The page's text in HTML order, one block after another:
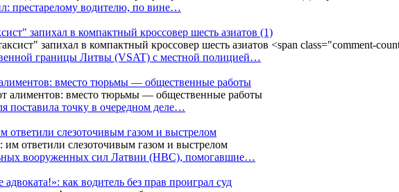
престарелому водителю, по вине…
запихал в компактный кроссовер шесть азиатов (1)
границы Литвы (VSAT) с местной полицией…
алиментов: вместо тюрьмы — общественные работы
поставила точку в очередном деле…
ответили слезоточивым газом и выстрелом
вооруженных сил Латвии (НВС), помогавшие…
как водитель без прав проиграл суд